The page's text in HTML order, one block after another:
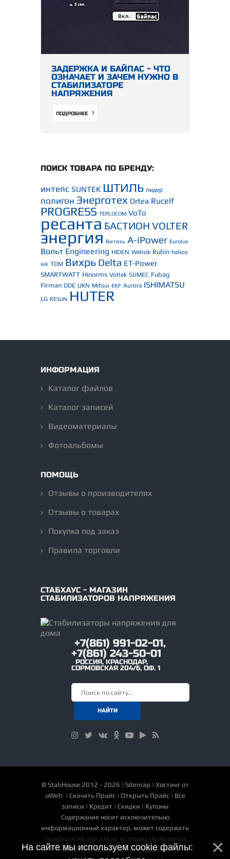
ЗАДЕРЖКА И БАЙПАС - ЧТО
ОЗНАЧАЕТ И ЗАЧЕМ НУЖНО В
СТАБИЛИЗАТОРЕ
НАПРЯЖЕНИЯ
ПОДРОБНЕЕ
ПОИСК ТОВАРА ПО БРЕНДУ:
интепс SUNTEK ШТИЛЬ лидер
полигон Энерготех Ortea Rucelf
PROGRESS TEPLOCOM VoTo
ресанта БАСТИОН VOLTER
энергия Витязь A-iPower Eurolux
Вольт Engineering HIDEN Welrok Rubin helios
iek TDM Вихрь Delta ET-Power
SMARTWATT Hinorms Voltek SUMEC Fubag
Firman DDE UKN Mitsui EKF Aurora ISHIMATSU
LG RESUN HUTER
ИНФОРМАЦИЯ
Каталог файлов
Каталог записей
Видеоматериалы
Фотоальбомы
ПОМОЩЬ
Отзывы о производителях
Отзывы о товарах
Покупка под заказ
Правила торговли
СТАБХАУС - МАГАЗИН
СТАБИЛИЗАТОРОВ НАПРЯЖЕНИЯ
+7(861) 991-02-01,
+7(861) 243-50-01
РОССИЯ,КРАСНОДАР,
СОРМОВСКАЯ 204/6, ОФ. 1
© StabHouse2012 - 2026 | Sitemap | Хостинг от
uWeb | Скачать Прайс| Открыть Прайс| Все
записи | Кредит | Скидки | Купоны
Содержание носит исключительно
информационный характер, может содержать
ошибки и ни при каких условиях не является
публичной офертой, определяемой
На сайте мы используем cookie файлы: